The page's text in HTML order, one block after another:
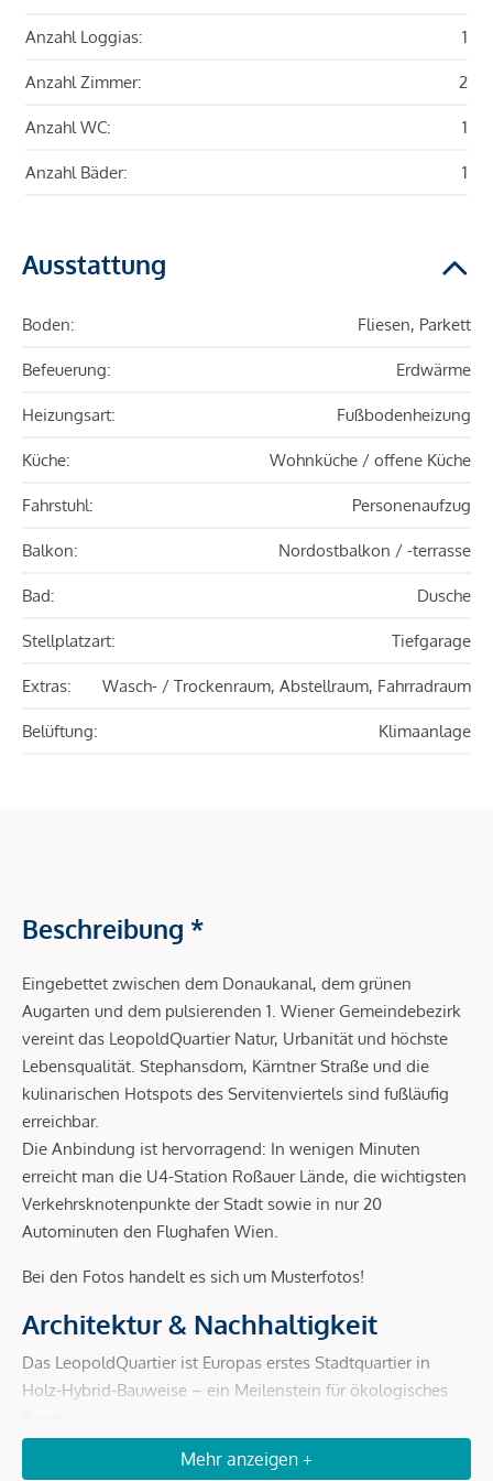
Anzahl Loggias: 1
Anzahl Zimmer: 2
Anzahl WC: 1
Anzahl Bäder: 1
Ausstattung
Boden: Fliesen, Parkett
Befeuerung: Erdwärme
Heizungsart: Fußbodenheizung
Küche: Wohnküche / offene Küche
Fahrstuhl: Personenaufzug
Balkon: Nordostbalkon / -terrasse
Bad: Dusche
Stellplatzart: Tiefgarage
Extras: Wasch- / Trockenraum, Abstellraum, Fahrradraum
Belüftung: Klimaanlage
Beschreibung *
Eingebettet zwischen dem Donaukanal, dem grünen
Augarten und dem pulsierenden 1. Wiener Gemeindebezirk
vereint das LeopoldQuartier Natur, Urbanität und höchste
Lebensqualität. Stephansdom, Kärntner Straße und die
kulinarischen Hotspots des Servitenviertels sind fußläufig
erreichbar.
Die Anbindung ist hervorragend: In wenigen Minuten
erreicht man die U4-Station Roßauer Lände, die wichtigsten
Verkehrsknotenpunkte der Stadt sowie in nur 20
Autominuten den Flughafen Wien.
Bei den Fotos handelt es sich um Musterfotos!
Architektur & Nachhaltigkeit
Das LeopoldQuartier ist Europas erstes Stadtquartier in
Holz-Hybrid-Bauweise – ein Meilenstein für ökologisches
Holz-Hybrid-Konstruktion:bis zu 80 % weniger CO²-
Mehr anzeigen +